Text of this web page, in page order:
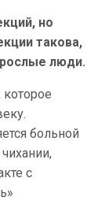
но
такова,
люди.
больной
с